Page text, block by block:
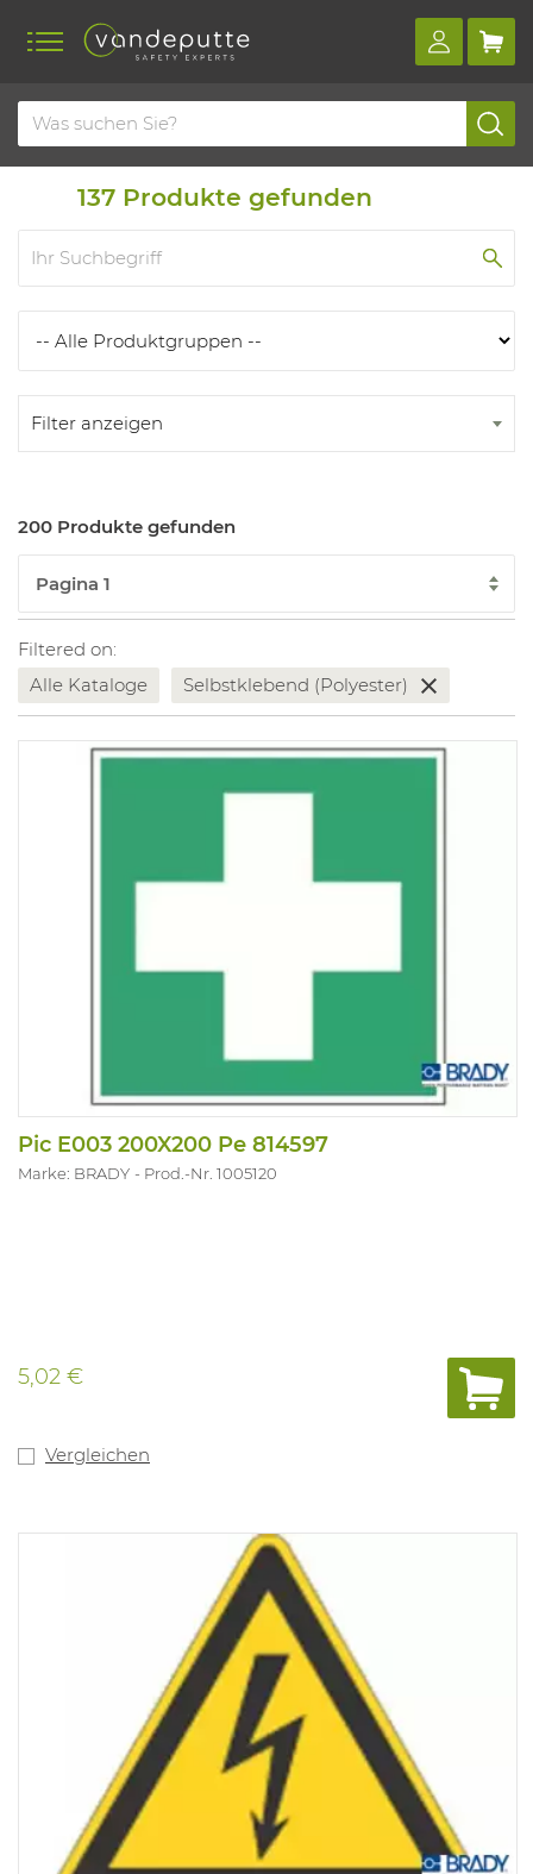
Home Produkte
137 Produkte gefunden
Filter anzeigen
200 Produkte gefunden
Filtered on:
Alle Kataloge
Selbstklebend (Polyester)
Pic E003 200X200 Pe 814597
Marke: BRADY Prod.-Nr. 1005120
5,02 €
Vergleichen